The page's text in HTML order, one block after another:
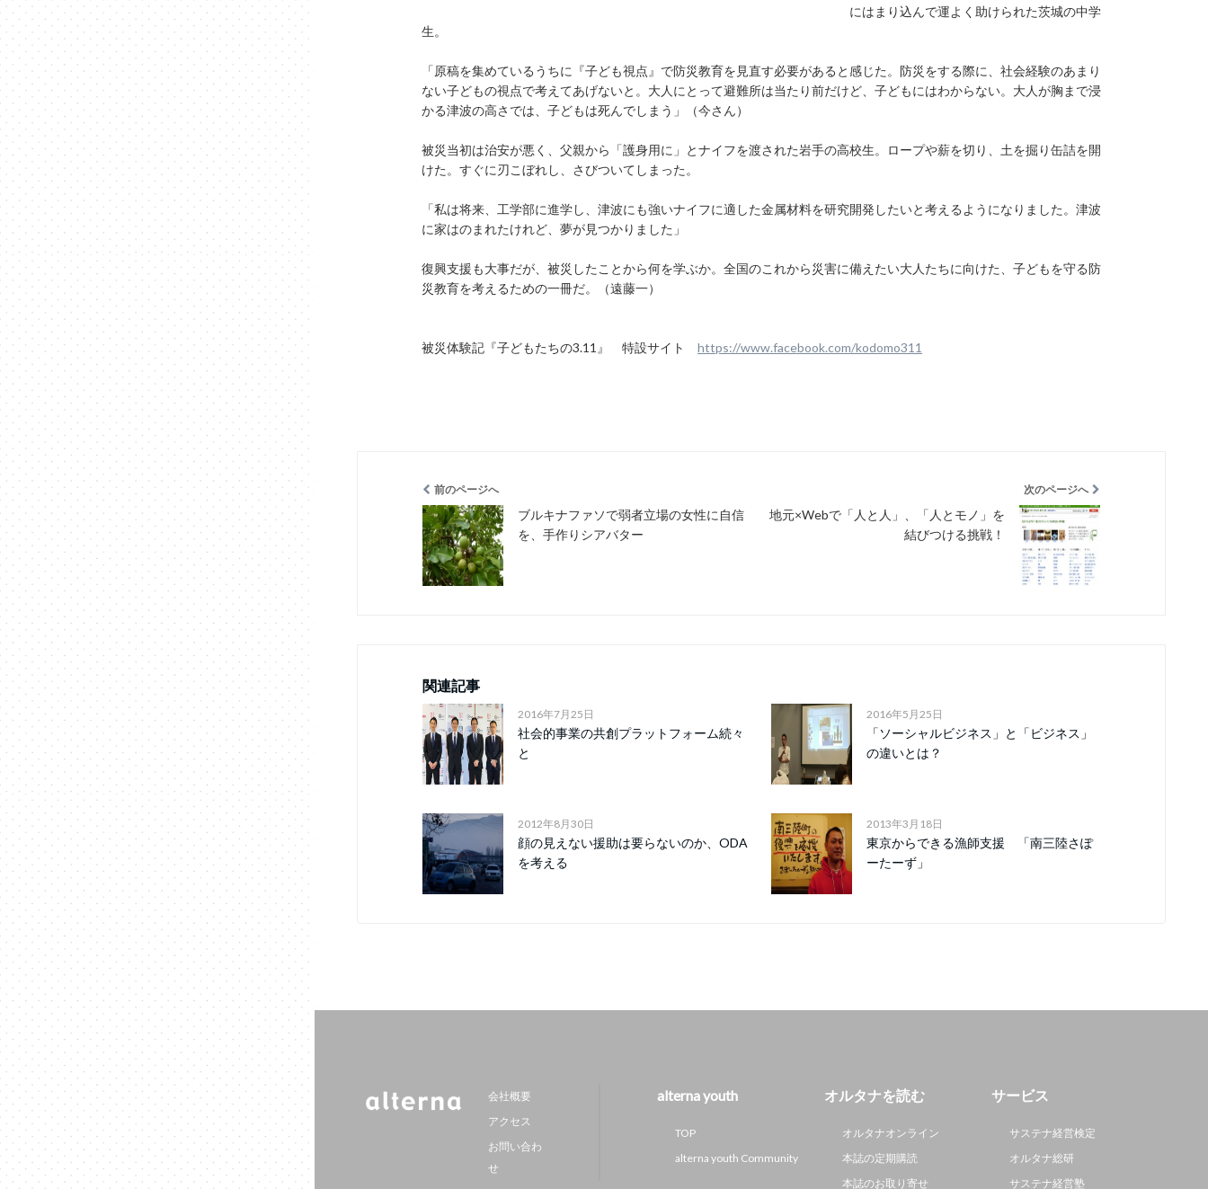
にはまり込んで運よく助けられた茨城の中学
生。
「原稿を集めているうちに『子ども視点』で防災教育を見直す必要があると感じた。防災をする際に、社会経験のあまり
ない子どもの視点で考えてあげないと。大人にとって避難所は当たり前だけど、子どもにはわからない。大人が胸まで浸
かる津波の高さでは、子どもは死んでしまう」（今さん）
被災当初は治安が悪く、父親から「護身用に」とナイフを渡された岩手の高校生。ロープや薪を切り、土を掘り缶詰を開
けた。すぐに刃こぼれし、さびついてしまった。
「私は将来、工学部に進学し、津波にも強いナイフに適した金属材料を研究開発したいと考えるようになりました。津波
に家はのまれたけれど、夢が見つかりました」
復興支援も大事だが、被災したことから何を学ぶか。全国のこれから災害に備えたい大人たちに向けた、子どもを守る防
災教育を考えるための一冊だ。（遠藤一）
被災体験記『子どもたちの3.11』 特設サイト https://www.facebook.com/kodomo311
前のページへ
ブルキナファソで弱者立場の女性に自信
を、手作りシアバター
次のページへ
地元×Webで「人と人」、「人とモノ」を
結びつける挑戦！
関連記事
2016年7月25日
社会的事業の共創プラットフォーム続々
と
2016年5月25日
「ソーシャルビジネス」と「ビジネス」
の違いとは？
2012年8月30日
顔の見えない援助は要らないのか、ODA
を考える
2013年3月18日
東京からできる漁師支援 「南三陸さぽ
ーたーず」
会社概要
アクセス
お問い合わ
せ
alterna youth
TOP
alterna youth Community
オルタナを読む
オルタナオンライン
本誌の定期購読
本誌のお取り寄せ
サービス
サステナ経営検定
オルタナ総研
サステナ経営塾